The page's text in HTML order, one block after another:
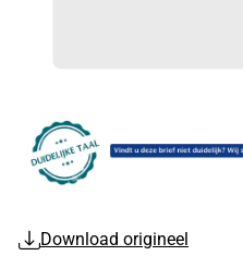
Download origineel